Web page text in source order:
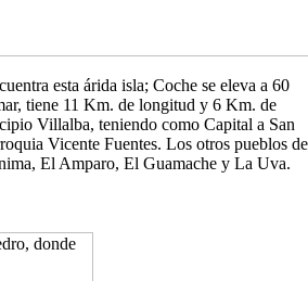
esta árida isla; Coche se eleva a 60
tiene 11 Km. de longitud y 6 Km. de
Villalba, teniendo como Capital a San
Vicente Fuentes. Los otros pueblos de
El Amparo, El Guamache y La Uva.